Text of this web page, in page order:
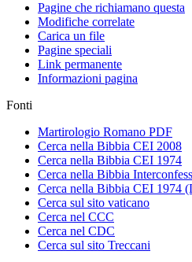
Pagine che richiamano questa
Modifiche correlate
Carica un file
Pagine speciali
Link permanente
Informazioni pagina
Fonti
Martirologio Romano PDF
Cerca nella Bibbia CEI 2008
Cerca nella Bibbia CEI 1974
Cerca nella Bibbia
Cerca nella Bibbia CEI 1974
Cerca sul sito vaticano
Cerca nel CCC
Cerca nel CDC
Cerca sul sito Treccani